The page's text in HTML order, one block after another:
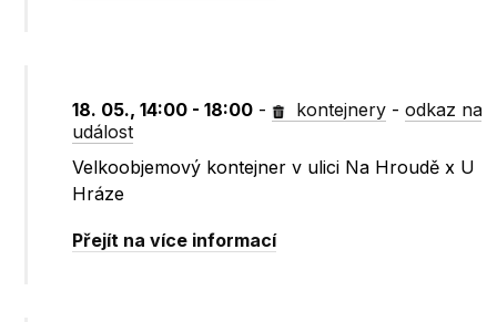
18. 05., 14:00 - 18:00 - kontejnery -odkaz na
událost
Velkoobjemový kontejner v ulici Na Hroudě x U
Hráze
Přejít na více informací